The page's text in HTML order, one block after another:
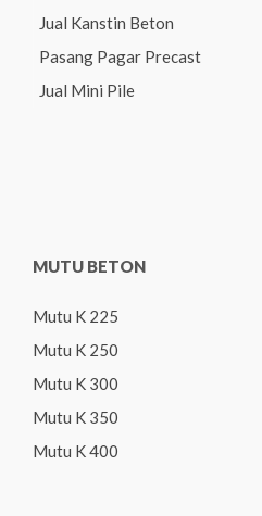
Jual Kanstin Beton
Pasang Pagar Precast
Jual Mini Pile
MUTU BETON
Mutu K 225
Mutu K 250
Mutu K 300
Mutu K 350
Mutu K 400